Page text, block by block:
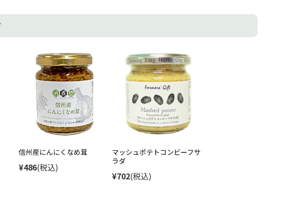
信州産にんにくなめ茸
¥486(税込)
マッシュポテトコンビーフサ
ラダ
¥702(税込)